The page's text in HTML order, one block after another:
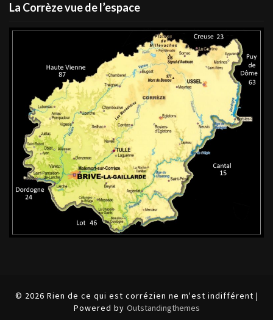
La Corrèze vue de l’espace
© 2026 Rien de ce qui est corrézien ne m'est indifférent |
Powered by Outstandingthemes